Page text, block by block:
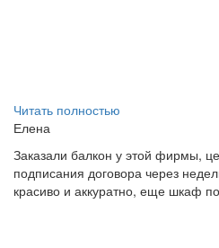
Читать полностью
Елена
Заказали балкон у этой фирмы,
подписания договора через
красиво и аккуратно, еще шкаф